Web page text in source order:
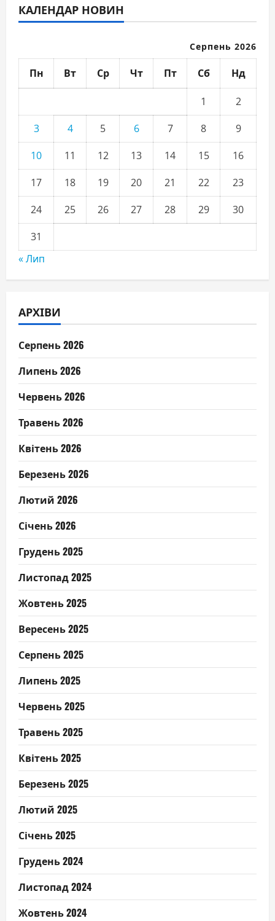
КАЛЕНДАР НОВИН
Серпень 2026
Пн Вт Ср Чт Пт Сб Нд
1
2
3
4 5 6 7 8
9
10
11 12 13 14 15
16
17
18 19 20 21 22
23
24
25 26 27 28 29
30
31
« Лип
АРХІВИ
Серпень 2026
Липень 2026
Червень 2026
Травень 2026
Квітень 2026
Березень 2026
Лютий 2026
Січень 2026
Грудень 2025
Листопад 2025
Жовтень 2025
Вересень 2025
Серпень 2025
Липень 2025
Червень 2025
Травень 2025
Квітень 2025
Березень 2025
Лютий 2025
Січень 2025
Грудень 2024
Листопад 2024
Жовтень 2024